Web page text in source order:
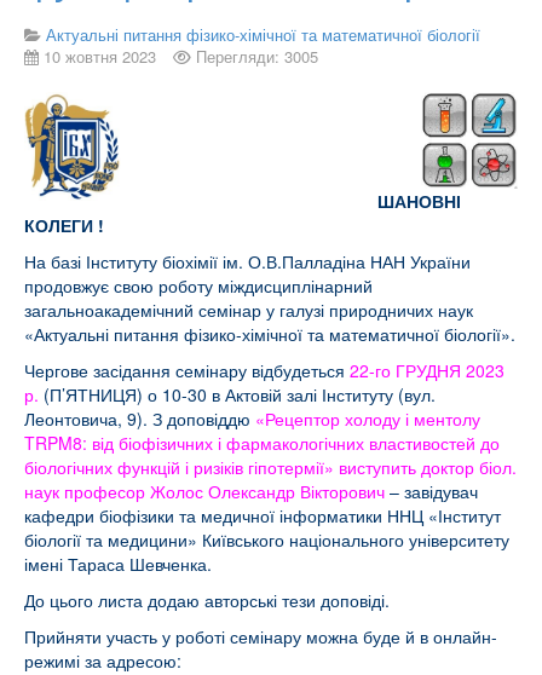
Актуальні питання фізико-хімічної та математичної біології
10 жовтня 2023
Перегляди: 3005
ШАНОВНІ
КОЛЕГИ !
На базі Інституту біохімії ім. О.В.Палладіна НАН України
продовжує свою роботу міждисциплінарний
загальноакадемічний семінар у галузі природничих наук
«Актуальні питання фізико-хімічної та математичної біології».
Чергове засідання семінару відбудеться 22-го ГРУДНЯ 2023
р. (П’ЯТНИЦЯ) о 10-30 в Актовій залі Інституту (вул.
Леонтовича, 9). З доповіддю «Рецептор холоду і ментолу
TRPM8: від біофізичних і фармакологічних властивостей до
біологічних функцій і ризіків гіпотермії» виступить доктор біол.
наук професор Жолос Олександр Вікторович – завідувач
кафедри біофізики та медичної інформатики ННЦ «Інститут
біології та медицини» Київського національного університету
імені Тараса Шевченка.
До цього листа додаю авторські тези доповіді.
Прийняти участь у роботі семінару можна буде й в онлайн-
режимі за адресою: